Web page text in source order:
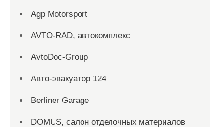
Agp Motorsport
AVTO-RAD, автокомплекс
AvtoDoc-Group
Aвто-эвакуатор 124
Berliner Garage
DOMUS, салон отделочных материалов